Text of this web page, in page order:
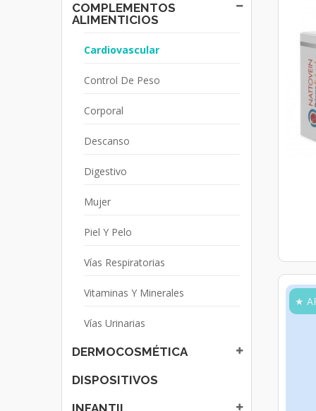
COMPLEMENTOS
ALIMENTICIOS
Cardiovascular
Control De Peso
Corporal
Descanso
Digestivo
Mujer
Piel Y Pelo
Vías Respiratorias
Vitaminas Y Minerales
Vías Urinarias
DERMOCOSMÉTICA
DISPOSITIVOS
INFANTIL
★